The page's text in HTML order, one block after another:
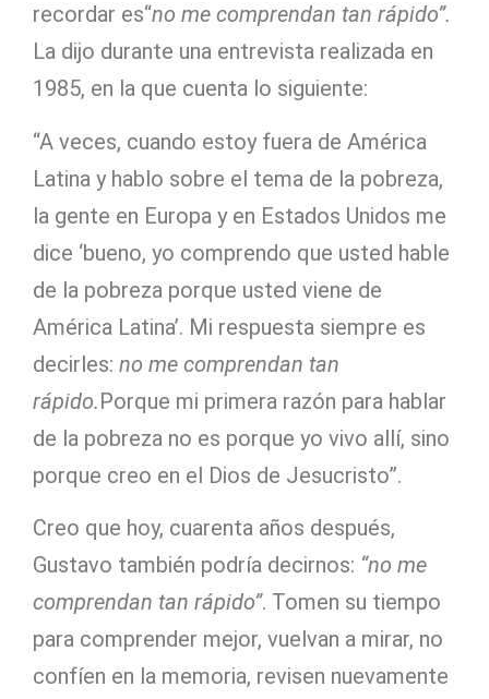
recordar es“no me comprendan tan rápido”.
La dijo durante una entrevista realizada en
1985, en la que cuenta lo siguiente:
“A veces, cuando estoy fuera de América
Latina y hablo sobre el tema de la pobreza,
la gente en Europa y en Estados Unidos me
dice ‘bueno, yo comprendo que usted hable
de la pobreza porque usted viene de
América Latina’. Mi respuesta siempre es
decirles: no me comprendan tan
rápido.Porque mi primera razón para hablar
de la pobreza no es porque yo vivo allí, sino
porque creo en el Dios de Jesucristo”.
Creo que hoy, cuarenta años después,
Gustavo también podría decirnos: “no me
comprendan tan rápido”. Tomen su tiempo
para comprender mejor, vuelvan a mirar, no
confíen en la memoria, revisen nuevamente